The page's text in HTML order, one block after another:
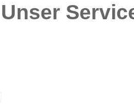
Unser